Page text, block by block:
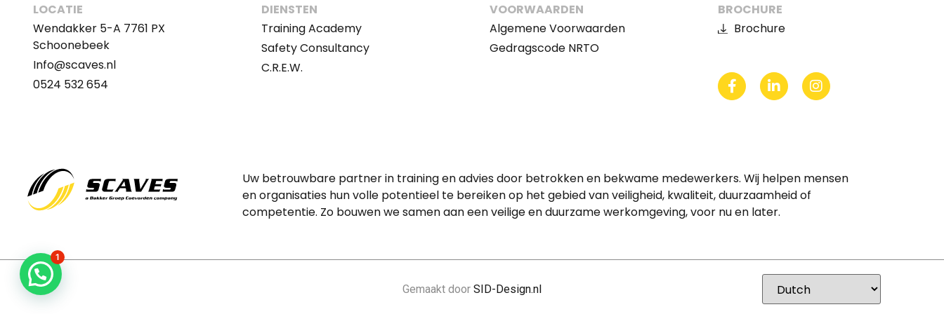
LOCATIE
Wendakker 5-A 7761 PX
Schoonebeek
Info@scaves.nl
0524 532 654
DIENSTEN
Training Academy
Safety Consultancy
C.R.E.W.
VOORWAARDEN
Algemene Voorwaarden
Gedragscode NRTO
BROCHURE
Brochure
Uw betrouwbare partner in training en advies door betrokken en bekwame medewerkers. Wij helpen mensen
en organisaties hun volle potentieel te bereiken op het gebied van veiligheid, kwaliteit, duurzaamheid of
competentie. Zo bouwen we samen aan een veilige en duurzame werkomgeving, voor nu en later.
Gemaakt door SID-Design.nl
1